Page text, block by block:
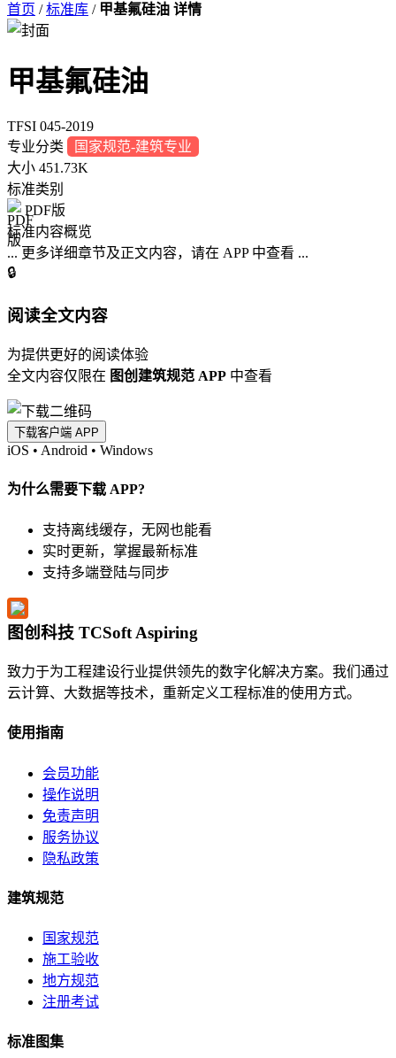
首页 / 标准库 / 甲基氟硅油 详情
甲基氟硅油
TFSI 045-2019
专业分类
国家规范-建筑专业
大小 451.73K
标准类别
PDF版
标准内容概览
... 更多详细章节及正文内容，请在 APP 中查看 ...
🔒
阅读全文内容
为提供更好的阅读体验
全文内容仅限在 图创建筑规范 APP 中查看
下载客户端 APP
iOS • Android • Windows
为什么需要下载 APP?
支持离线缓存，无网也能看
实时更新，掌握最新标准
支持多端登陆与同步
图创科技 TCSoft Aspiring
致力于为工程建设行业提供领先的数字化解决方案。我们通过
云计算、大数据等技术，重新定义工程标准的使用方式。
使用指南
会员功能
操作说明
免责声明
服务协议
隐私政策
建筑规范
国家规范
施工验收
地方规范
注册考试
标准图集